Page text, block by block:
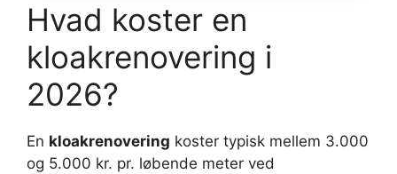
Hvad koster en
kloakrenovering i
2026?
En kloakrenovering koster typisk mellem 3.000
og 5.000 kr. pr. løbende meter ved